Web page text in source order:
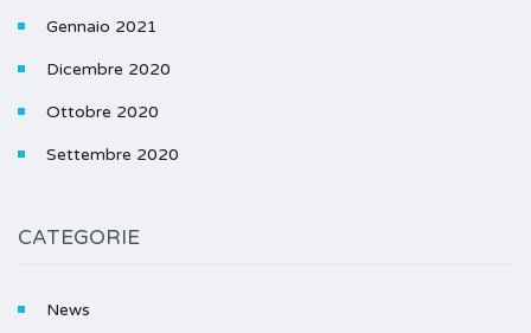
Gennaio 2021
Dicembre 2020
Ottobre 2020
Settembre 2020
CATEGORIE
News